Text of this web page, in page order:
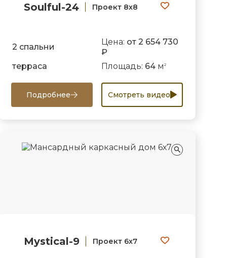
Soulful-24 Проект 8х8
2 спальни
Цена: от 2 654 730
₽
терраса
Площадь: 64м 2
Подробнее Смотреть видео
Mystical-9 Проект 6х7